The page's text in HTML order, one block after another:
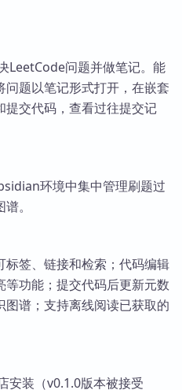
LeetCode问题并做笔记。能
题以笔记形式打开，在嵌套
交代码，查看过往提交记
环境中集中管理刷题过
。
签、链接和检索；代码编辑
功能；提交代码后更新元数
谱；支持离线阅读已获取的
安装（v0.1.0版本被接受